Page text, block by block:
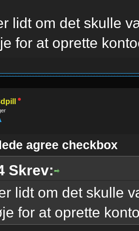
lidt om det skulle
for at oprette
agree checkbox
Skrev:
lidt om det skulle
for at oprette